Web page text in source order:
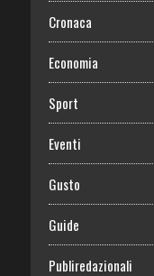
Cronaca
Economia
Sport
Eventi
Gusto
Guide
Publiredazionali